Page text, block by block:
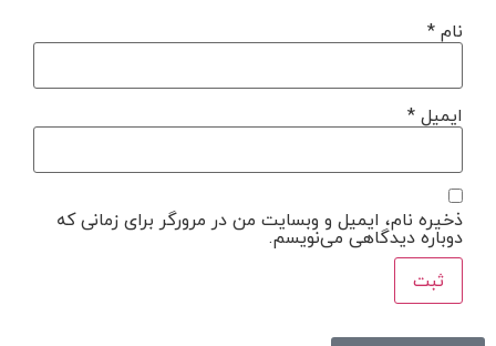
نام*
ایمیل*
ذخیره نام، ایمیل و وبسایت من در مرورگر برای زمانی که
دوباره دیدگاهی می‌نویسم.